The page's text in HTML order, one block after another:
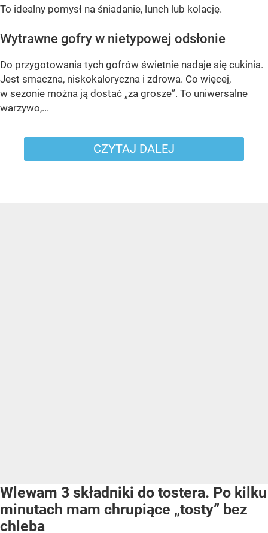
To idealny pomysł na śniadanie, lunch lub kolację.
Wytrawne gofry w nietypowej odsłonie
Do przygotowania tych gofrów świetnie nadaje się cukinia.
Jest smaczna, niskokaloryczna i zdrowa. Co więcej,
w sezonie można ją dostać „za grosze”. To uniwersalne
warzywo,...
CZYTAJ DALEJ
Wlewam 3 składniki do tostera. Po kilku
minutach mam chrupiące „tosty” bez
chleba